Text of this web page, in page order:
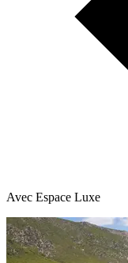
Avec Espace Luxe